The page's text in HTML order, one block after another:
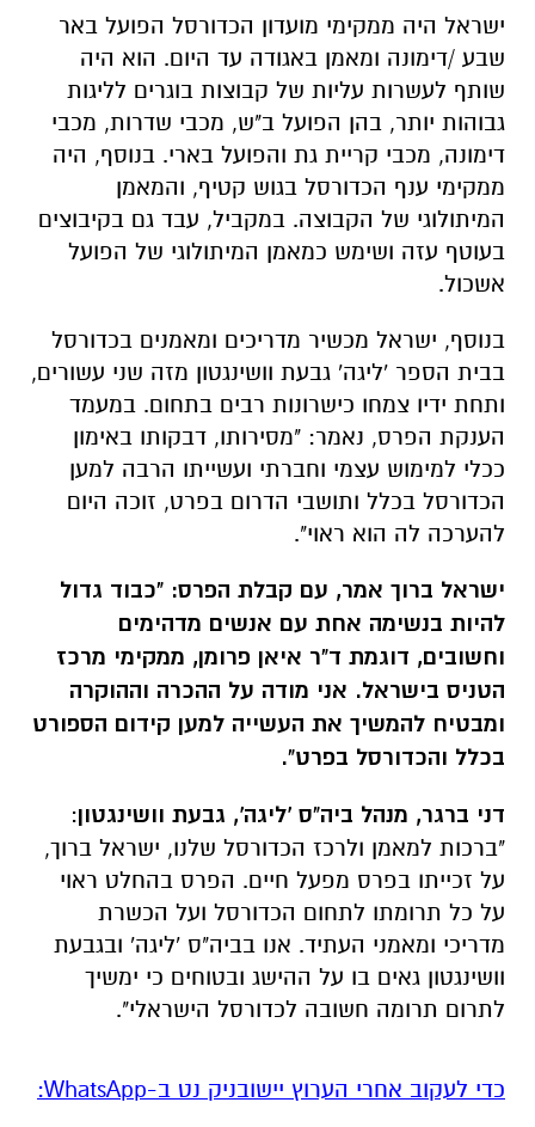
ישראל היה ממקימי מועדון הכדורסל הפועל באר
שבע /דימונה ומאמן באגודה עד היום. הוא היה
שותף לעשרות עליות של קבוצות בוגרים לליגות
גבוהות יותר, בהן הפועל ב"ש, מכבי שדרות, מכבי
דימונה, מכבי קריית גת והפועל בארי. בנוסף, היה
ממקימי ענף הכדורסל בגוש קטיף, והמאמן
המיתולוגי של הקבוצה. במקביל, עבד גם בקיבוצים
בעוטף עזה ושימש כמאמן המיתולוגי של הפועל
אשכול.
בנוסף, ישראל מכשיר מדריכים ומאמנים בכדורסל
בבית הספר 'ליגה' גבעת וושינגטון מזה שני עשורים,
ותחת ידיו צמחו כישרונות רבים בתחום. במעמד
הענקת הפרס, נאמר: "מסירותו, דבקותו באימון
ככלי למימוש עצמי וחברתי ועשייתו הרבה למען
הכדורסל בכלל ותושבי הדרום בפרט, זוכה היום
להערכה לה הוא ראוי".
ישראל ברוך אמר, עם קבלת הפרס: "כבוד גדול
להיות בנשימה אחת עם אנשים מדהימים
וחשובים, דוגמת ד"ר איאן פרומן, ממקימי מרכז
הטניס בישראל. אני מודה על ההכרה וההוקרה
ומבטיח להמשיך את העשייה למען קידום הספורט
בכלל והכדורסל בפרט".
דני ברגר, מנהל ביה"ס 'ליגה', גבעת וושינגטון:
"ברכות למאמן ולרכז הכדורסל שלנו, ישראל ברוך,
על זכייתו בפרס מפעל חיים. הפרס בהחלט ראוי
על כל תרומתו לתחום הכדורסל ועל הכשרת
מדריכי ומאמני העתיד. אנו בביה"ס 'ליגה' ובגבעת
וושינגטון גאים בו על ההישג ובטוחים כי ימשיך
לתרום תרומה חשובה לכדורסל הישראלי".
‏כדי לעקוב אחרי הערוץ יישובניק נט ב-WhatsApp:‏‏‏